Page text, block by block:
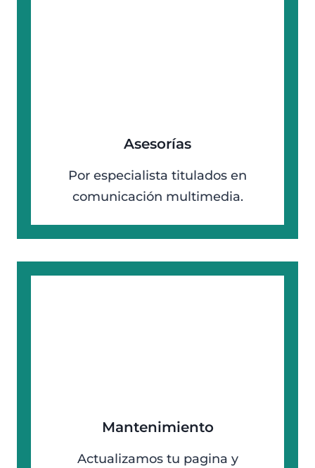
Asesorías
Por especialista titulados en
comunicación multimedia.
Mantenimiento
Actualizamos tu pagina y